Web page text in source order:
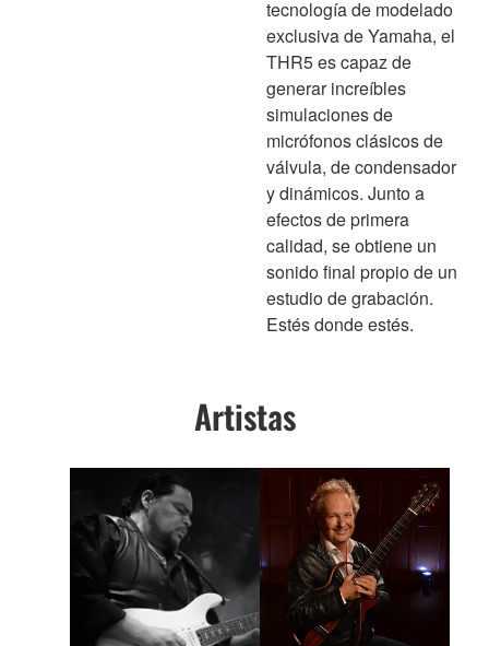
tecnología de modelado
exclusiva de Yamaha, el
THR5 es capaz de
generar increíbles
simulaciones de
micrófonos clásicos de
válvula, de condensador
y dinámicos. Junto a
efectos de primera
calidad, se obtiene un
sonido final propio de un
estudio de grabación.
Estés donde estés.
Artistas